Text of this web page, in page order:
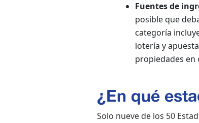
Fuentes de
posible que
categoría
lotería y
propiedades en
¿En qué
Solo nueve de los 50